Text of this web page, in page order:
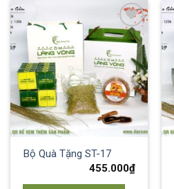
Add to
wishlist
Bộ Quà Tặng ST-17
455.000₫